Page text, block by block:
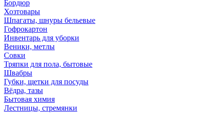
Бордюр
Хозтовары
Шпагаты, шнуры бельевые
Гофрокартон
Инвентарь для уборки
Веники, метлы
Совки
Тряпки для пола, бытовые
Швабры
Губки, щетки для посуды
Вёдра, тазы
Бытовая химия
Лестницы, стремянки